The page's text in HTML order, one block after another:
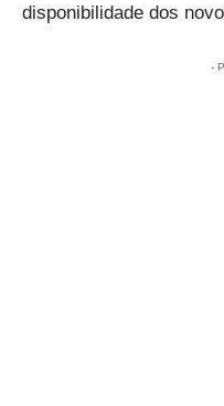
disponibilidade dos
-